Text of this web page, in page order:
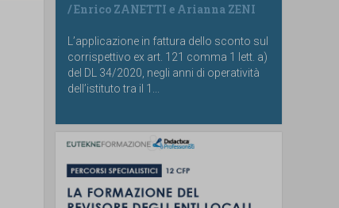
/Enrico ZANETTI e Arianna ZENI
L’applicazione in fattura dello sconto sul
corrispettivo ex art. 121 comma 1 lett. a)
del DL 34/2020, negli anni di operatività
dell’istituto tra il 1...